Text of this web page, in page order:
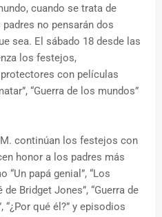
cuando se trata de
no pensarán dos
sea. El sábado 18 desde las
los festejos,
con películas
“Guerra de los mundos”
continúan los festejos con
honor a los padres más
papá genial”, “Los
de Bridget Jones”, “Guerra de
“¿Por qué él?” y episodios